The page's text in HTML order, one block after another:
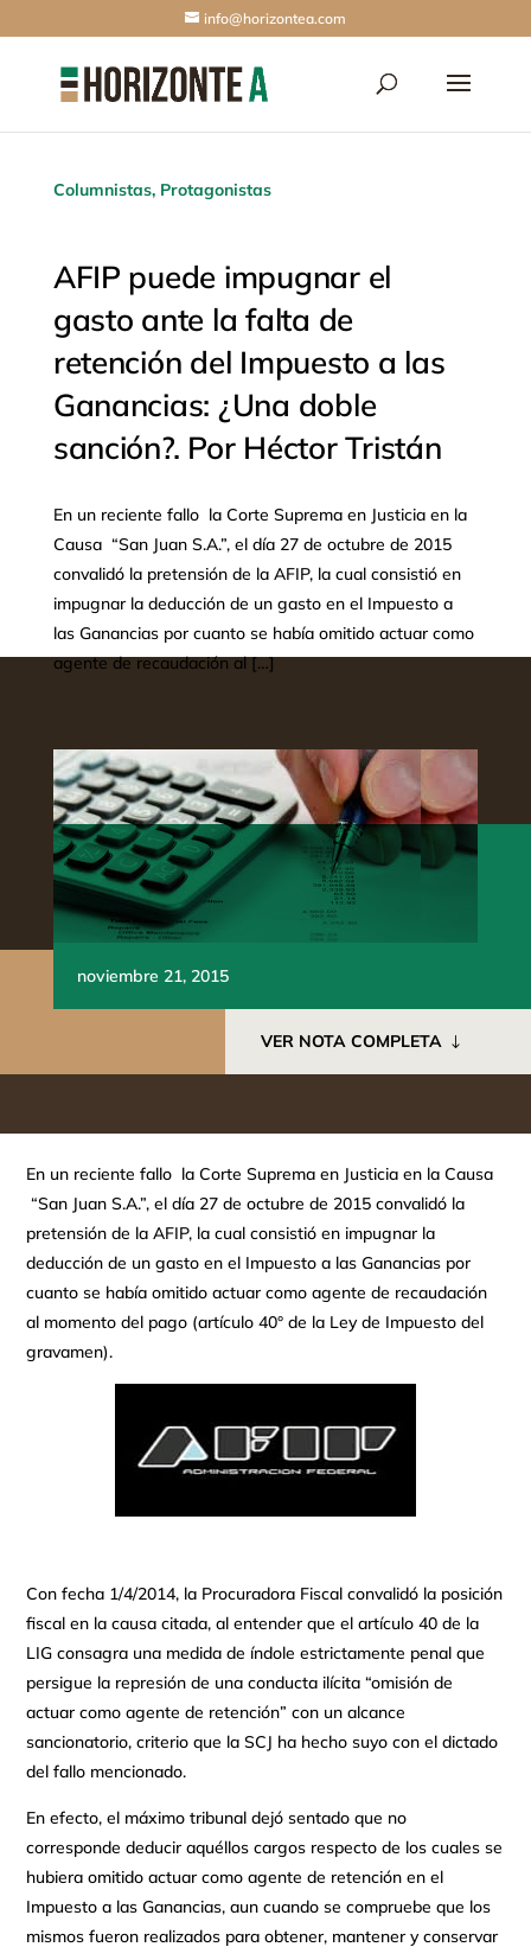
info@horizontea.com
Columnistas, Protagonistas
AFIP puede impugnar el
gasto ante la falta de
retención del Impuesto a las
Ganancias: ¿Una doble
sanción?. Por Héctor Tristán
En un reciente fallo la Corte Suprema en Justicia en la
Causa “San Juan S.A.”, el día 27 de octubre de 2015
convalidó la pretensión de la AFIP, la cual consistió en
impugnar la deducción de un gasto en el Impuesto a
las Ganancias por cuanto se había omitido actuar como
agente de recaudación al […]
noviembre 21, 2015
VER NOTA COMPLETA
En un reciente fallo la Corte Suprema en Justicia en la Causa
“San Juan S.A.”, el día 27 de octubre de 2015 convalidó la
pretensión de la AFIP, la cual consistió en impugnar la
deducción de un gasto en el Impuesto a las Ganancias por
cuanto se había omitido actuar como agente de recaudación
al momento del pago (artículo 40° de la Ley de Impuesto del
gravamen).
Con fecha 1/4/2014, la Procuradora Fiscal convalidó la posición
fiscal en la causa citada, al entender que el artículo 40 de la
LIG consagra una medida de índole estrictamente penal que
persigue la represión de una conducta ilícita “omisión de
actuar como agente de retención” con un alcance
sancionatorio, criterio que la SCJ ha hecho suyo con el dictado
del fallo mencionado.
En efecto, el máximo tribunal dejó sentado que no
corresponde deducir aquéllos cargos respecto de los cuales se
hubiera omitido actuar como agente de retención en el
Impuesto a las Ganancias, aun cuando se compruebe que los
mismos fueron realizados para obtener, mantener y conservar